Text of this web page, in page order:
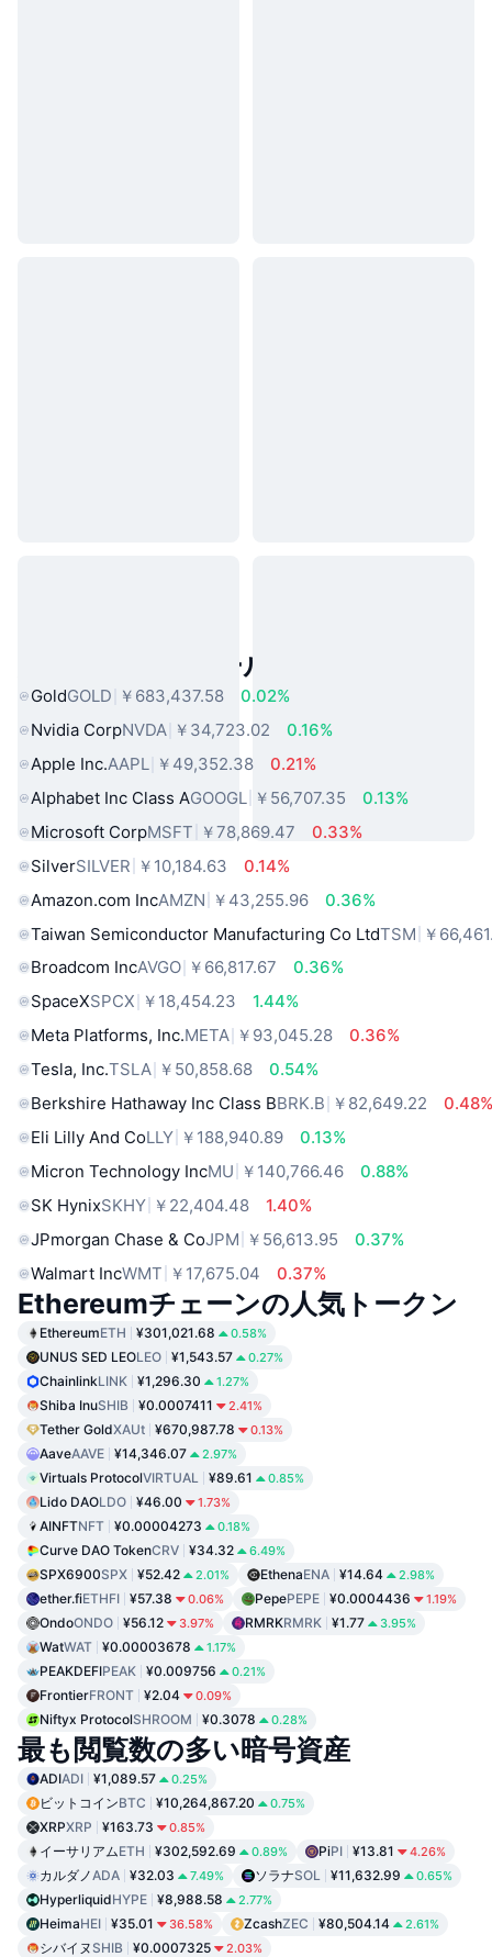
人気のリアルワールドアセット
GoldGOLD ￥683,437.58
0.02%
Nvidia CorpNVDA ￥34,723.02
0.16%
Apple Inc.AAPL ￥49,352.38
0.21%
Alphabet Inc Class AGOOGL ￥56,707.35
0.13%
Microsoft CorpMSFT ￥78,869.47
0.33%
SilverSILVER ￥10,184.63
0.14%
Amazon.com IncAMZN ￥43,255.96
0.36%
Taiwan Semiconductor Manufacturing Co LtdTSM ￥
Broadcom IncAVGO ￥66,817.67
0.36%
SpaceXSPCX ￥18,454.23
1.44%
Meta Platforms, Inc.META ￥93,045.28
0.36%
Tesla, Inc.TSLA ￥50,858.68
0.54%
Berkshire Hathaway Inc Class BBRK.B ￥82,649.22
Eli Lilly And CoLLY ￥188,940.89
0.13%
Micron Technology IncMU ￥140,766.46
0.88%
SK HynixSKHY ￥22,404.48
1.40%
JPmorgan Chase & CoJPM ￥56,613.95
0.37%
Walmart IncWMT ￥17,675.04 0.37%
Ethereumチェーンの人気トークン
EthereumETH ¥301,021.68 0.58%
UNUS SED LEOLEO ¥1,543.57 0.27%
ChainlinkLINK ¥1,296.30 1.27%
Shiba InuSHIB ¥0.0007411 2.41%
Tether GoldXAUt ¥670,987.78 0.13%
AaveAAVE ¥14,346.07 2.97%
Virtuals ProtocolVIRTUAL ¥89.61 0.85%
Lido DAOLDO ¥46.00 1.73%
AINFTNFT ¥0.00004273 0.18%
Curve DAO TokenCRV ¥34.32 6.49%
SPX6900SPX ¥52.42 2.01% EthenaENA ¥14.64 2.98%
ether.fiETHFI ¥57.38 0.06% PepePEPE ¥0.0004436 1.19%
OndoONDO ¥56.12 3.97% RMRKRMRK ¥1.77 3.95%
WatWAT ¥0.00003678 1.17%
PEAKDEFIPEAK ¥0.009756 0.21%
FrontierFRONT ¥2.04 0.09%
Niftyx ProtocolSHROOM ¥0.3078 0.28%
最も閲覧数の多い暗号資産
ADIADI ¥1,089.57 0.25%
ビットコインBTC ¥10,264,867.20 0.75%
XRPXRP ¥163.73 0.85%
イーサリアムETH ¥302,592.69 0.89% PiPI ¥13.81 4.26%
カルダノADA ¥32.03 7.49% ソラナSOL ¥11,632.99 0.65%
HyperliquidHYPE ¥8,988.58 2.77%
HeimaHEI ¥35.01 36.58% ZcashZEC ¥80,504.14 2.61%
シバイヌ SHIB ¥0.0007325 2.03%